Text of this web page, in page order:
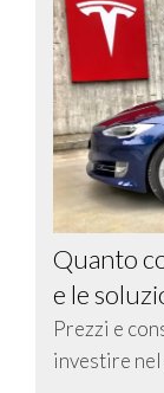
Quanto
e le
Prezzi e
investire nel